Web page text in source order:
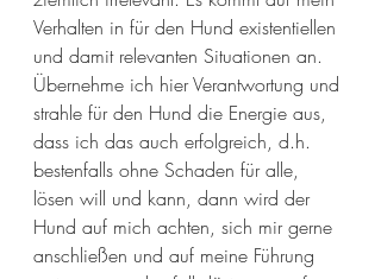
Verhalten in für den Hund existentiellen
und damit relevanten Situationen an.
Übernehme ich hier Verantwortung und
strahle für den Hund die Energie aus,
dass ich das auch erfolgreich, d.h.
bestenfalls ohne Schaden für alle,
lösen will und kann, dann wird der
Hund auf mich achten, sich mir gerne
anschließen und auf meine Führung